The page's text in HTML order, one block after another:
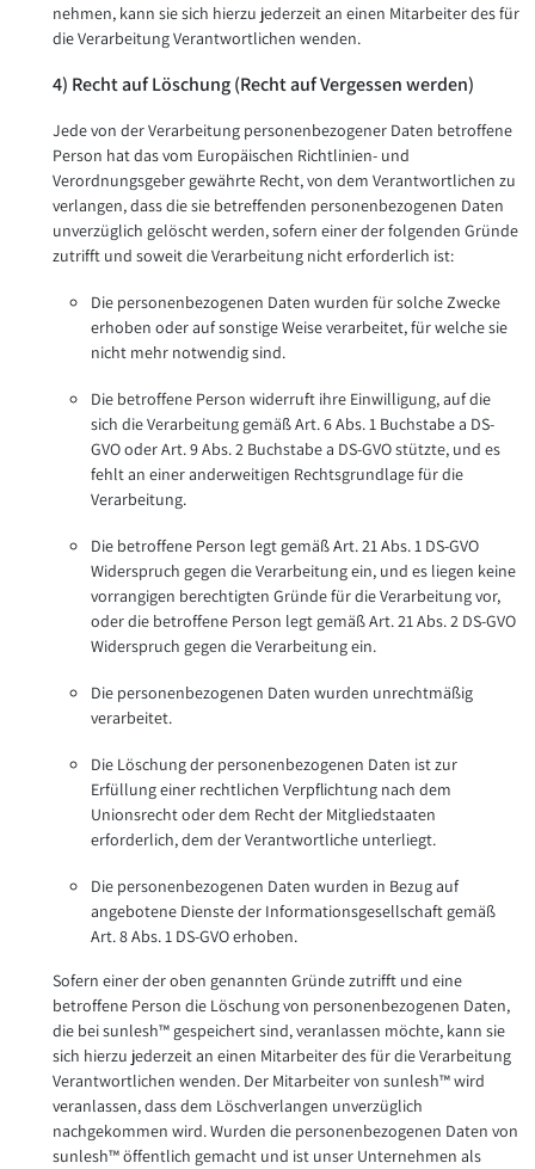
nehmen, kann sie sich hierzu jederzeit an einen Mitarbeiter des für
die Verarbeitung Verantwortlichen wenden.
4) Recht auf Löschung (Recht auf Vergessen werden)
Jede von der Verarbeitung personenbezogener Daten betroffene
Person hat das vom Europäischen Richtlinien- und
Verordnungsgeber gewährte Recht, von dem Verantwortlichen zu
verlangen, dass die sie betreffenden personenbezogenen Daten
unverzüglich gelöscht werden, sofern einer der folgenden Gründe
zutrifft und soweit die Verarbeitung nicht erforderlich ist:
Die personenbezogenen Daten wurden für solche Zwecke
erhoben oder auf sonstige Weise verarbeitet, für welche sie
nicht mehr notwendig sind.
Die betroffene Person widerruft ihre Einwilligung, auf die
sich die Verarbeitung gemäß Art. 6 Abs. 1 Buchstabe a DS-
GVO oder Art. 9 Abs. 2 Buchstabe a DS-GVO stützte, und es
fehlt an einer anderweitigen Rechtsgrundlage für die
Verarbeitung.
Die betroffene Person legt gemäß Art. 21 Abs. 1 DS-GVO
Widerspruch gegen die Verarbeitung ein, und es liegen keine
vorrangigen berechtigten Gründe für die Verarbeitung vor,
oder die betroffene Person legt gemäß Art. 21 Abs. 2 DS-GVO
Widerspruch gegen die Verarbeitung ein.
Die personenbezogenen Daten wurden unrechtmäßig
verarbeitet.
Die Löschung der personenbezogenen Daten ist zur
Erfüllung einer rechtlichen Verpflichtung nach dem
Unionsrecht oder dem Recht der Mitgliedstaaten
erforderlich, dem der Verantwortliche unterliegt.
Die personenbezogenen Daten wurden in Bezug auf
angebotene Dienste der Informationsgesellschaft gemäß
Art. 8 Abs. 1 DS-GVO erhoben.
Sofern einer der oben genannten Gründe zutrifft und eine
betroffene Person die Löschung von personenbezogenen Daten,
die bei sunlesh™ gespeichert sind, veranlassen möchte, kann sie
sich hierzu jederzeit an einen Mitarbeiter des für die Verarbeitung
Verantwortlichen wenden. Der Mitarbeiter von sunlesh™ wird
veranlassen, dass dem Löschverlangen unverzüglich
nachgekommen wird. Wurden die personenbezogenen Daten von
sunlesh™ öffentlich gemacht und ist unser Unternehmen als